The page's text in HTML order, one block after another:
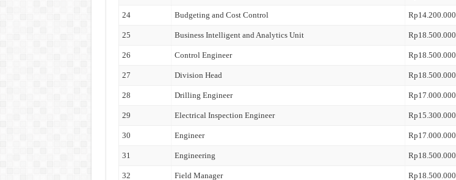
24 Budgeting and Cost Control Rp14.200.000
25 Business Intelligent and Analytics Unit Rp18.500.000
26 Control Engineer Rp18.500.000
27 Division Head Rp18.500.000
28 Drilling Engineer Rp17.000.000
29 Electrical Inspection Engineer Rp15.300.000
30 Engineer Rp17.000.000
31 Engineering Rp18.500.000
32 Field Manager Rp18.500.000